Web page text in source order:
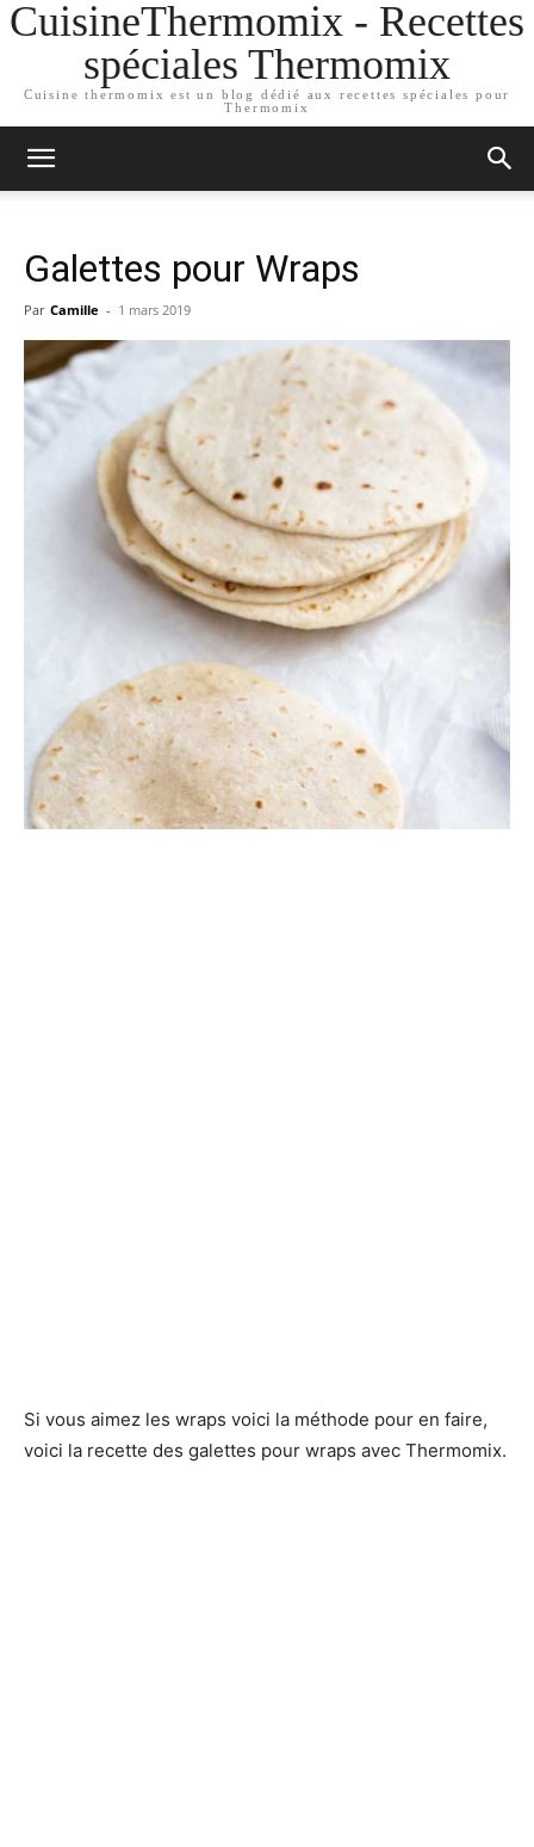
CuisineThermomix - Recettes
spéciales Thermomix
Cuisine thermomix est un blog dédié aux recettes spéciales pour
Thermomix
Galettes pour Wraps
Par Camille - 1 mars 2019
Si vous aimez les wraps voici la méthode pour en faire,
voici la recette des galettes pour wraps avec Thermomix.